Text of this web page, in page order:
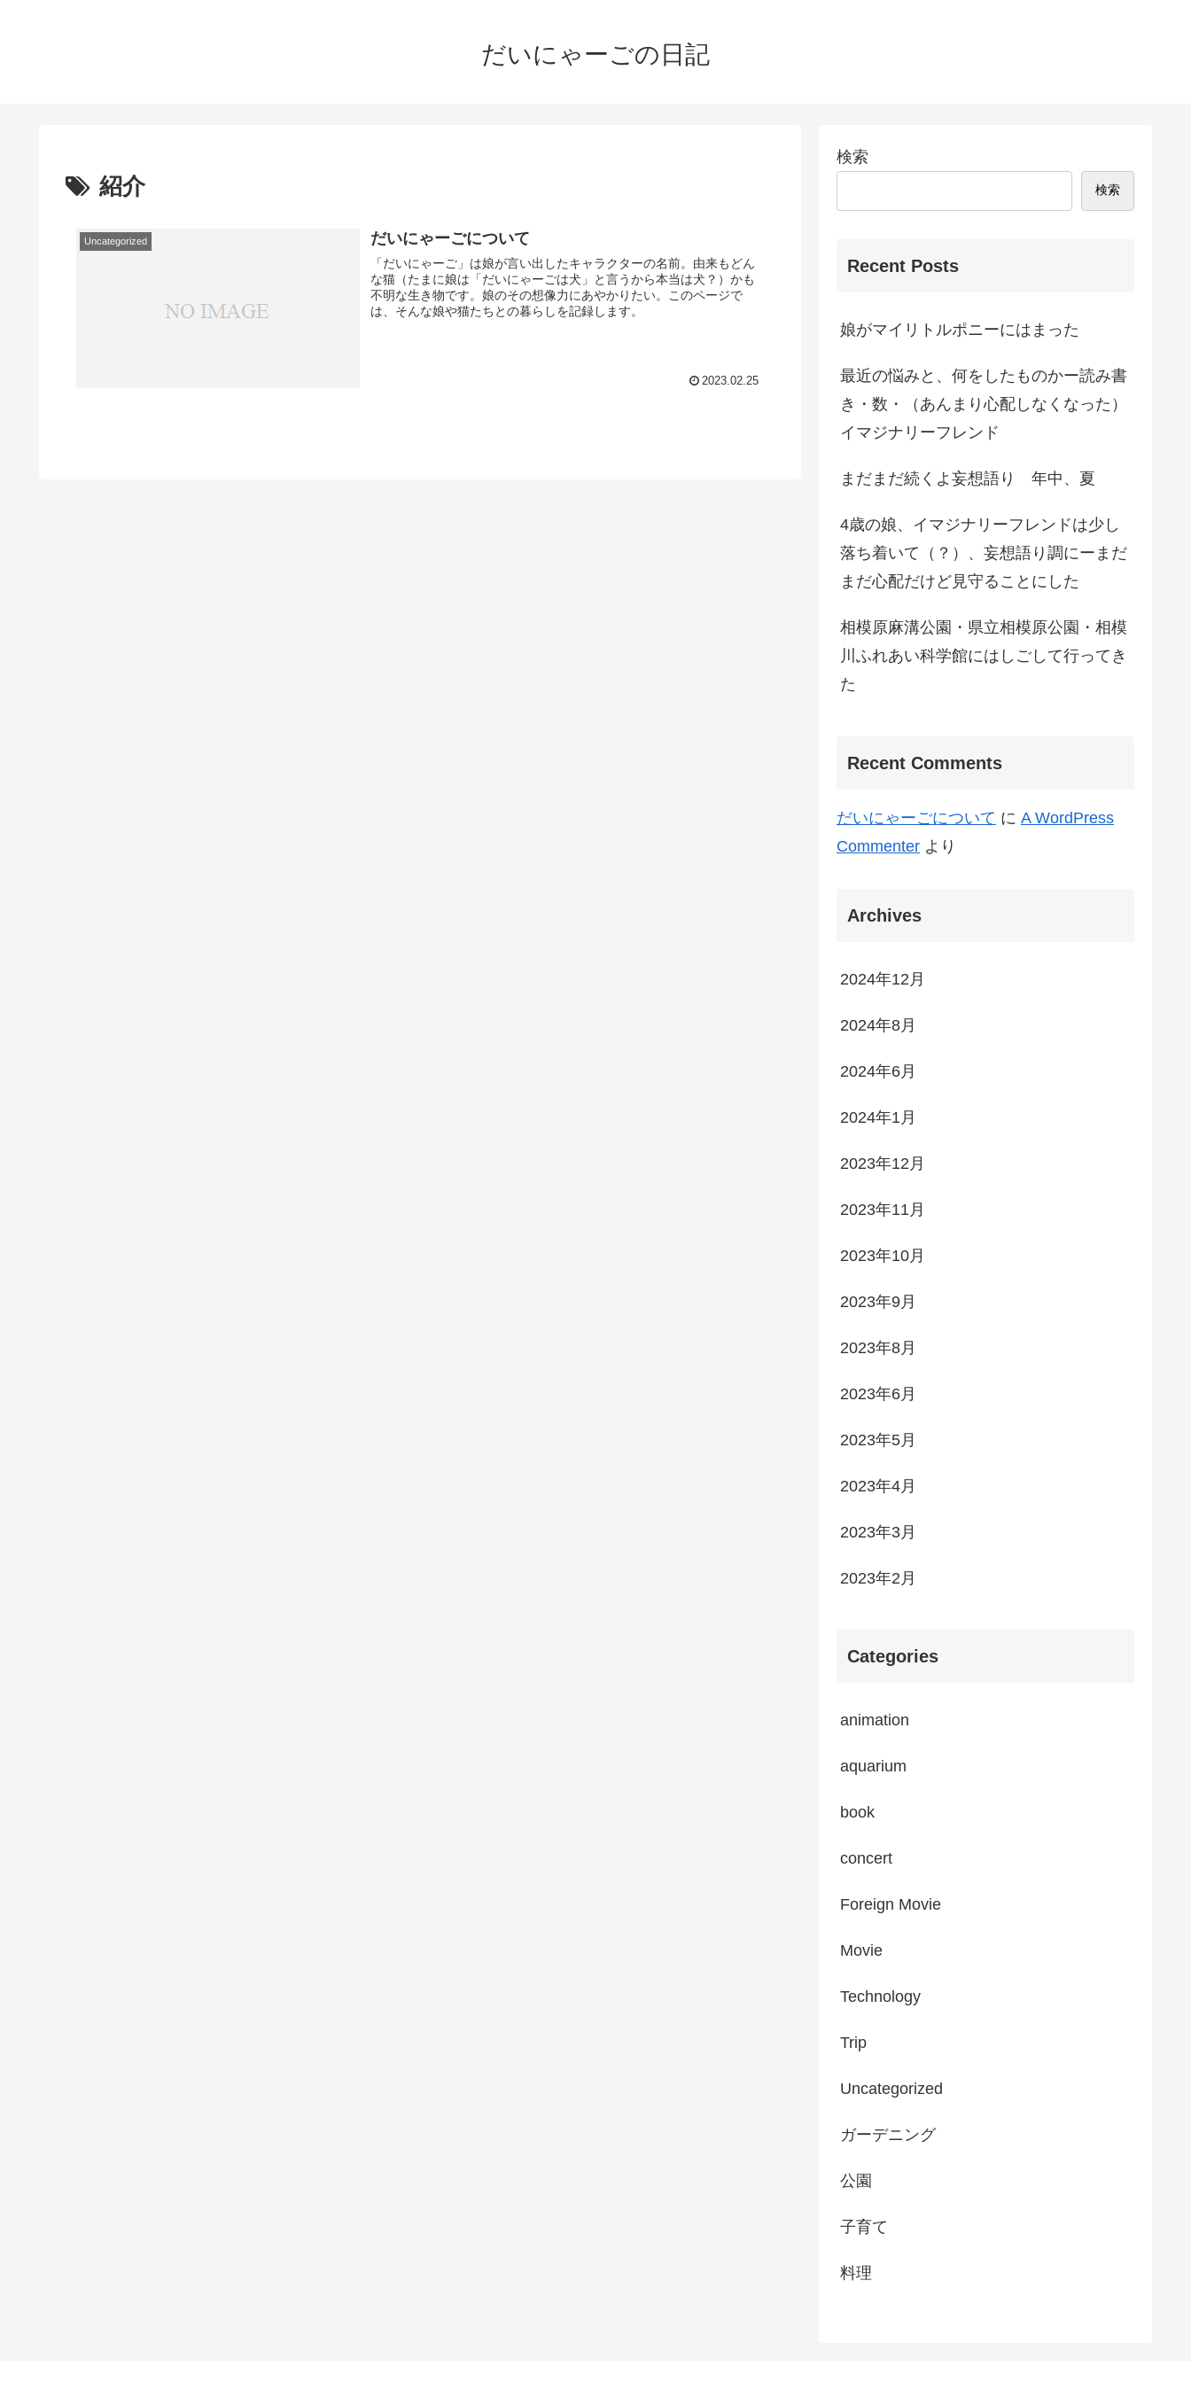
だいにゃーごの日記
紹介
Uncategorized だいにゃーごについて
「だいにゃーご」は娘が言い出したキャラクターの名前。由来もどん
な猫（たまに娘は「だいにゃーごは犬」と言うから本当は犬？）かも
不明な生き物です。娘のその想像力にあやかりたい。このページで
は、そんな娘や猫たちとの暮らしを記録します。
2023.02.25
検索
検索
Recent Posts
娘がマイリトルポニーにはまった
最近の悩みと、何をしたものかー読み書
き・数・（あんまり心配しなくなった）
イマジナリーフレンド
まだまだ続くよ妄想語り 年中、夏
4歳の娘、イマジナリーフレンドは少し
落ち着いて（？）、妄想語り調にーまだ
まだ心配だけど見守ることにした
相模原麻溝公園・県立相模原公園・相模
川ふれあい科学館にはしごして行ってき
た
Recent Comments
だいにゃーごについて に A WordPress
Commenter より
Archives
2024年12月
2024年8月
2024年6月
2024年1月
2023年12月
2023年11月
2023年10月
2023年9月
2023年8月
2023年6月
2023年5月
2023年4月
2023年3月
2023年2月
Categories
animation
aquarium
book
concert
Foreign Movie
Movie
Technology
Trip
Uncategorized
ガーデニング
公園
子育て
料理